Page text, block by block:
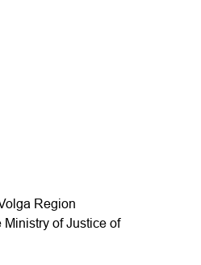
Region
of Justice of